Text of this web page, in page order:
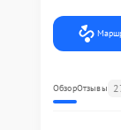
ОбзорОтзывы